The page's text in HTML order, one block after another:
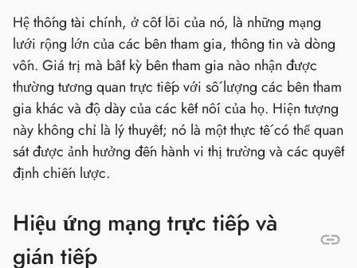
Hệ thống tài chính, ở cốt lõi của nó, là những mạng
lưới rộng lớn của các bên tham gia, thông tin và dòng
vốn. Giá trị mà bất kỳ bên tham gia nào nhận được
thường tương quan trực tiếp với số lượng các bên tham
gia khác và độ dày của các kết nối của họ. Hiện tượng
này không chỉ là lý thuyết; nó là một thực tế có thể quan
sát được ảnh hưởng đến hành vi thị trường và các quyết
định chiến lược.
Hiệu ứng mạng trực tiếp và
gián tiếp